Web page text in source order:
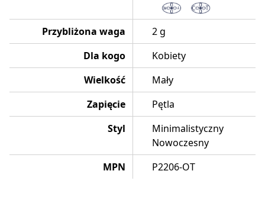
Przybliżona waga
2 g
Dla kogo
Kobiety
Wielkość
Mały
Zapięcie
Pętla
Styl
Minimalistyczny
Nowoczesny
MPN
P2206-OT